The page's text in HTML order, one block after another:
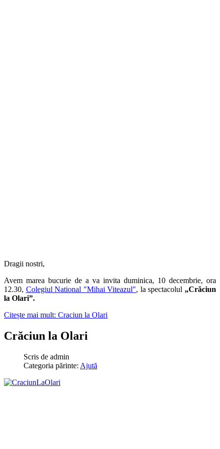
Dragii nostri,
Avem marea bucurie de a va invita duminica, 10 decembrie, ora
12.30, Colegiul National "Mihai Viteazul", la spectacolul „Crăciun
la Olari”.
Citește mai mult: Craciun la Olari
Crăciun la Olari
Scris de admin
Categoria părinte: Ajută